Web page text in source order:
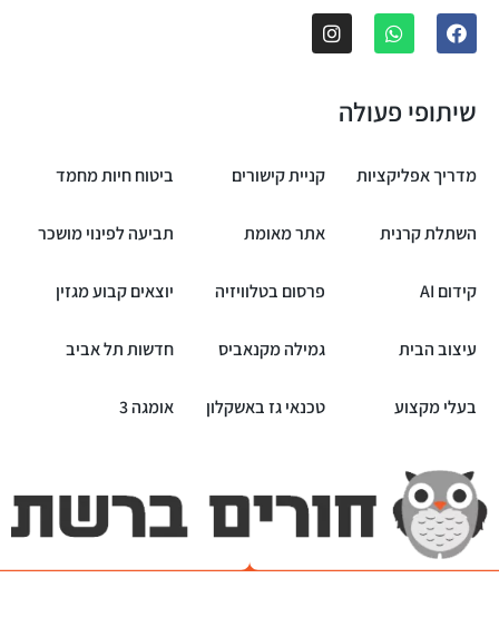
שיתופי פעולה
מדריך אפליקציות קניית קישורים ביטוח חיות מחמד
השתלת קרנית אתר מאומת תביעה לפינוי מושכר
קידום AI פרסום בטלוויזיה יוצאים קבוע מגזין
עיצוב הבית גמילה מקנאביס חדשות תל אביב
בעלי מקצוע טכנאי גז באשקלון אומגה 3